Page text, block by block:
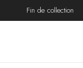
Fin de collection